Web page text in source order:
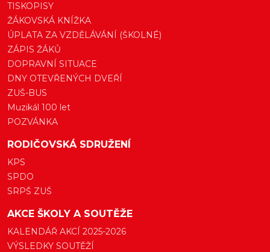
TISKOPISY
ŽÁKOVSKÁ KNÍŽKA
ÚPLATA ZA VZDĚLÁVÁNÍ (ŠKOLNÉ)
ZÁPIS ŽÁKŮ
DOPRAVNÍ SITUACE
DNY OTEVŘENÝCH DVEŘÍ
ZUŠ-BUS
Muzikál 100 let
POZVÁNKA
RODIČOVSKÁ SDRUŽENÍ
KPS
SPDO
SRPŠ ZUŠ
AKCE ŠKOLY A SOUTĚŽE
KALENDÁŘ AKCÍ 2025-2026
VÝSLEDKY SOUTĚŽÍ